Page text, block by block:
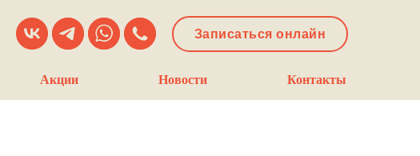
Записаться онлайн
Акции Новости Контакты